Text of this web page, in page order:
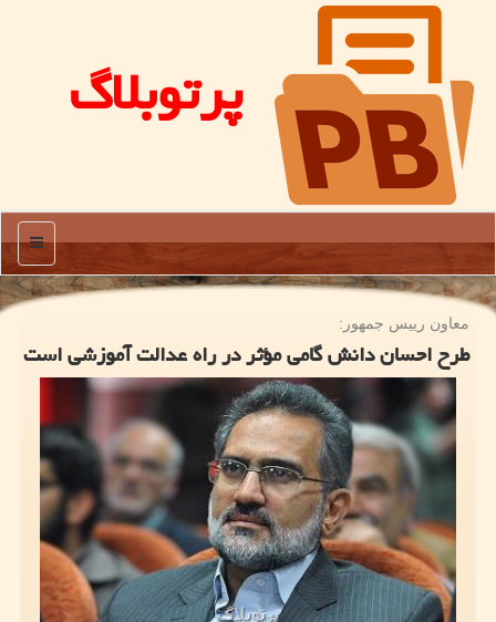
پرتوبلاگ
منو
معاون رییس جمهور:
طرح احسان دانش گامی مؤثر در راه عدالت آموزشی است